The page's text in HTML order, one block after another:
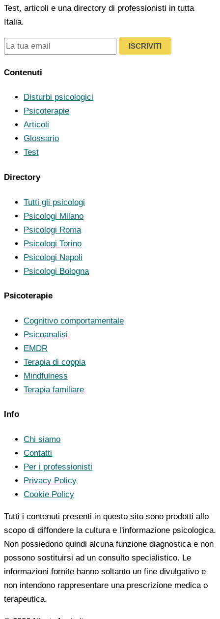
Test, articoli e una directory di professionisti in tutta
Italia.
ISCRIVITI
Contenuti
Disturbi psicologici
Psicoterapie
Articoli
Glossario
Test
Directory
Tutti gli psicologi
Psicologi Milano
Psicologi Roma
Psicologi Torino
Psicologi Napoli
Psicologi Bologna
Psicoterapie
Cognitivo comportamentale
Psicoanalisi
EMDR
Terapia di coppia
Mindfulness
Terapia familiare
Info
Chi siamo
Contatti
Per i professionisti
Privacy Policy
Cookie Policy
Tutti i contenuti presenti in questo sito sono prodotti allo
scopo di diffondere la cultura e l'informazione psicologica.
Non possiedono quindi alcuna funzione diagnostica e non
possono sostituirsi ad un consulto specialistico. Le
informazioni fornite hanno soltanto un fine divulgativo e
non intendono rappresentare una prescrizione medica o
terapeutica.